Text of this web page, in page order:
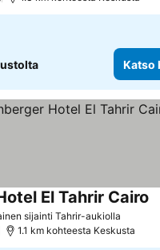
Katso
sijainti Tahrir-aukiolla
El Tahrir Cairo
1.1 km kohteesta Keskusta